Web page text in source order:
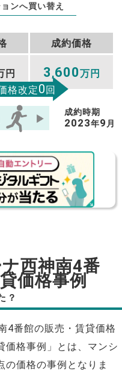
ンへ買い替え
成約価格
円 3 ,600万円
格改定0回
成約時期
2023年9 月
西神南4番
価格事例
？
4番館の販売・賃貸価格
価格事例」とは、マンシ
の価格の事例となりま